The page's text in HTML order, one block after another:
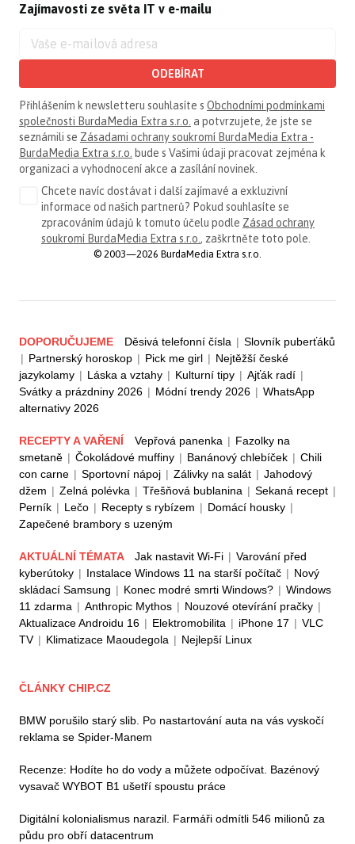
Zajímavosti ze světa IT v e-mailu
ODEBÍRAT
Přihlášením k newsletteru souhlasíte s Obchodními podmínkami
společnosti BurdaMedia Extra s.r.o. a potvrzujete, že jste se
seznámili se Zásadami ochrany soukromí BurdaMedia Extra -
BurdaMedia Extra s.r.o. bude s Vašimi údaji pracovat zejména k
organizaci a vyhodnocení akce a zasílání novinek.
Chcete navíc dostávat i další zajímavé a exkluzivní
informace od našich partnerů? Pokud souhlasíte se
zpracováním údajů k tomuto účelu podle Zásad ochrany
soukromí BurdaMedia Extra s.r.o. , zaškrtněte toto pole.
© 2003—2026 BurdaMedia Extra s.r.o.
DOPORUČUJEME Děsivá telefonní čísla | Slovník puberťáků
| Partnerský horoskop | Pick me girl | Nejtěžší české
jazykolamy | Láska a vztahy | Kulturní tipy | Ajťák radí |
Svátky a prázdniny 2026 | Módní trendy 2026 | WhatsApp
alternativy 2026
RECEPTY A VAŘENÍ Vepřová panenka | Fazolky na
smetaně | Čokoládové muffiny | Banánový chlebíček | Chili
con carne | Sportovní nápoj | Zálivky na salát | Jahodový
džem | Zelná polévka | Třešňová bublanina | Sekaná recept |
Perník | Lečo | Recepty s rybízem | Domácí housky |
Zapečené brambory s uzeným
AKTUÁLNÍ TÉMATA Jak nastavit Wi-Fi | Varování před
kyberútoky | Instalace Windows 11 na starší počítač | Nový
skládací Samsung | Konec modré smrti Windows? | Windows
11 zdarma | Anthropic Mythos | Nouzové otevírání pračky |
Aktualizace Androidu 16 | Elektromobilita | iPhone 17 | VLC
TV | Klimatizace Maoudegola | Nejlepší Linux
ČLÁNKY CHIP.CZ
BMW porušilo starý slib. Po nastartování auta na vás vyskočí
reklama se Spider-Manem
Recenze: Hodíte ho do vody a můžete odpočívat. Bazénový
vysavač WYBOT B1 ušetří spoustu práce
Digitální kolonialismus narazil. Farmáři odmítli 546 milionů za
půdu pro obří datacentrum